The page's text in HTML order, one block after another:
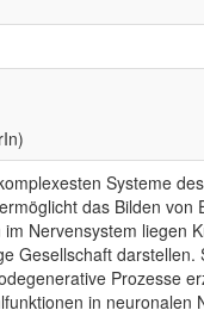
Systeme
das Bilden von
Nervensystem liegen
Gesellschaft darstellen.
Prozesse
in neuronalen